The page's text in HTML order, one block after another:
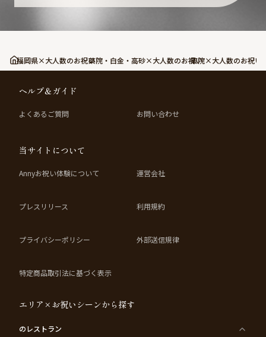
福岡県×大人数のお祝い薬院・白金・高砂×大人数のお祝い薬院×大人数のお祝い
ヘルプ＆ガイド
よくあるご質問 お問い合わせ
当サイトについて
Annyお祝い体験について 運営会社
プレスリリース 利用規約
プライバシーポリシー 外部送信規律
特定商品取引法に基づく表示
エリア×お祝いシーンから探す
のレストラン